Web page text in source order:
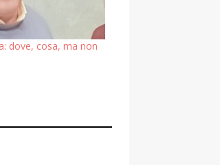
dove, cosa, ma non